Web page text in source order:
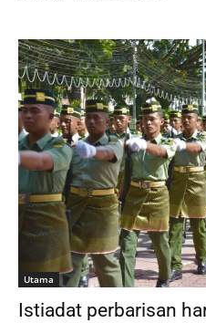
Utama
Istiadat perbarisan